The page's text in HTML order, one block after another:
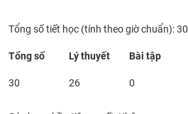
Tổng số tiết học (tính theo giờ chuẩn): 30
Tổng số Lý thuyết Bài tập
30 26 0